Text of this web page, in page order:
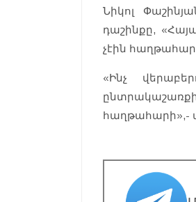
Նիկոլ
դաշինքը,
չէին
«Ինչ
հաղթահարի»,-